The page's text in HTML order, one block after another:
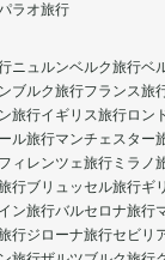
ラオ旅行
ニュルンベルク旅行ベ
ブルク旅行フランス旅
旅行イギリス旅行ロン
ル旅行マンチェスター
フィレンツェ旅行 ミラノ
行ブリュッセル旅行ギ
ン旅行バルセロナ旅行
行ジローナ旅行セビリ